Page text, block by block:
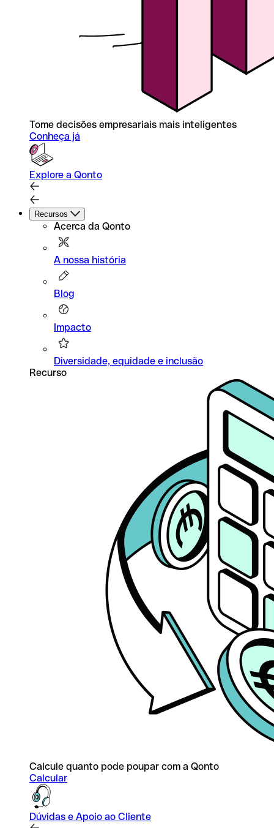
Tome decisões empresariais mais inteligentes
Conheça já
Explore a Qonto
Recursos
Acerca da Qonto
A nossa história
Blog
Impacto
Diversidade, equidade e inclusão
Recurso
Calcule quanto pode poupar com a Qonto
Calcular
Dúvidas e Apoio ao Cliente